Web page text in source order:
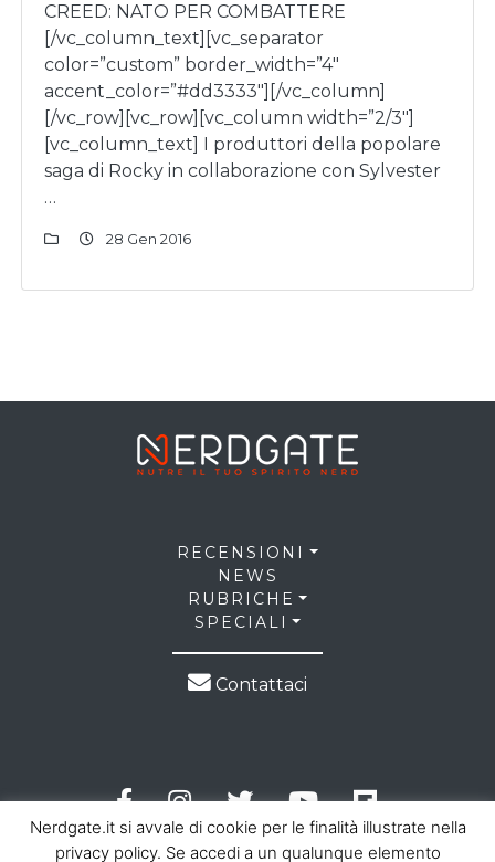
CREED: NATO PER COMBATTERE
[/vc_column_text][vc_separator
color=”custom” border_width=”4″
accent_color=”#dd3333″][/vc_column]
[/vc_row][vc_row][vc_column width=”2/3″]
[vc_column_text] I produttori della popolare
saga di Rocky in collaborazione con Sylvester
…
28 Gen 2016
RECENSIONI
NEWS
RUBRICHE
SPECIALI
Contattaci
Nerdgate.it si avvale di cookie per le finalità illustrate nella
privacy policy. Se accedi a un qualunque elemento